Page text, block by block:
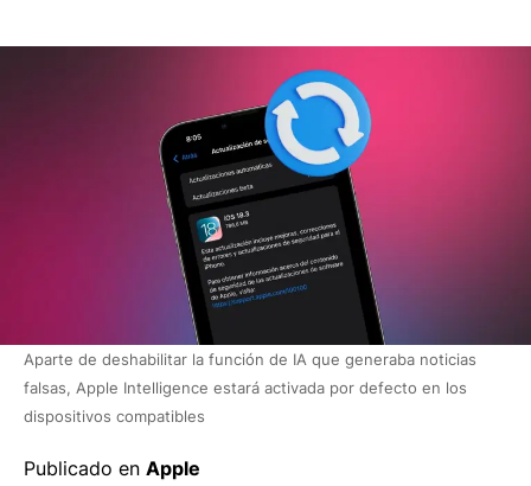
Aparte de deshabilitar la función de IA que generaba noticias
falsas, Apple Intelligence estará activada por defecto en los
dispositivos compatibles
Publicado en Apple